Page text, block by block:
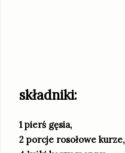
składniki:
1 pierś gęsia,
2 porcje rosołowe kurze,